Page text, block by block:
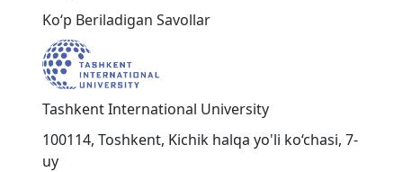
Ko‘p Beriladigan Savollar
Tashkent International University
100114, Toshkent, Kichik halqa yo'li ko‘chasi, 7-
uy